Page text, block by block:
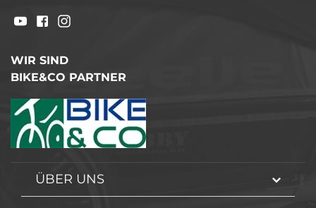
WIR SIND
BIKE&CO PARTNER
ÜBER UNS